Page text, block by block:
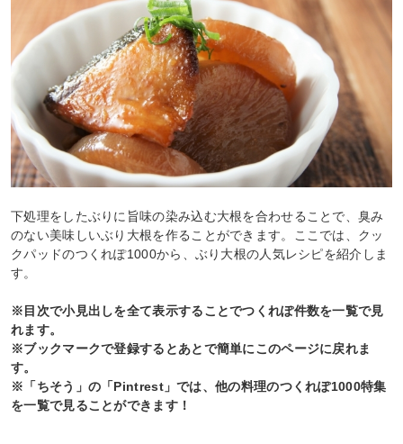
下処理をしたぶりに旨味の染み込む大根を合わせることで、臭み
のない美味しいぶり大根を作ることができます。ここでは、クッ
クパッドのつくれぽ1000から、ぶり大根の人気レシピを紹介しま
す。
※目次で小見出しを全て表示することでつくれぽ件数を一覧で見
れます。
※ブックマークで登録するとあとで簡単にこのページに戻れま
す。
※「ちそう」の「Pintrest」では、他の料理のつくれぽ1000特集
を一覧で見ることができます！